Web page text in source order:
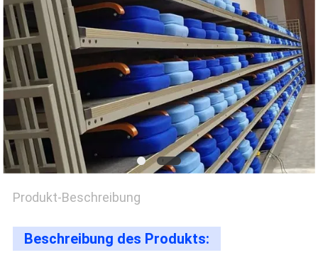
PRIVACY
POLICY
Produkt-Beschreibung
Beschreibung des Produkts: